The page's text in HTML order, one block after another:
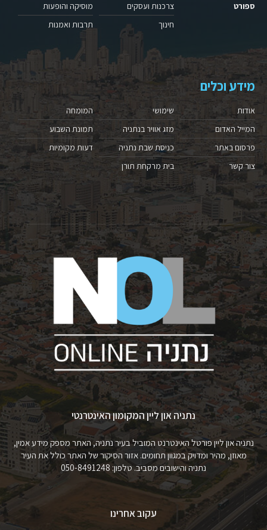
ספורט
צרכנות ועסקים
חינוך
מוסיקה והופעות
תרבות ואמנות
מידע וכלים
אודות
המייל האדום
פרסום באתר
צור קשר
שימושי
מזג אוויר בנתניה
כניסת שבת נתניה
בית מרקחת תורן
המומחה
תמונת השבוע
דעות מקומיות
נתניה און ליין המקומון האינטרנטי
נתניה און ליין פורטל האינטרנט המוביל בעיר נתניה, האתר מספק מידע אמין,
מאוזן, מהיר ומדויק במגוון תחומים. אזור הסיקור של האתר כולל את העיר
נתניה והישובים מסביב. טלפון: 050-8491248
עקוב אחרינו